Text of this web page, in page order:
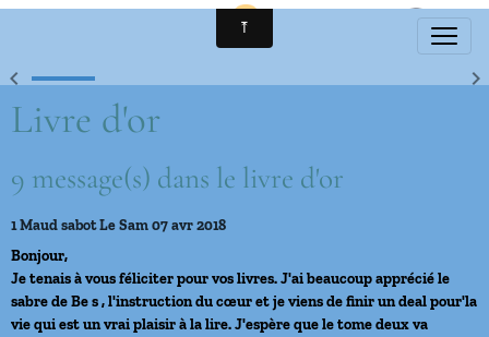
Livre d'or
9 message(s) dans le livre d'or
1Maud sabotLe Sam 07 avr 2018
Bonjour,
Je tenais à vous féliciter pour vos livres. J'ai beaucoup apprécié le
sabre de Be s , l'instruction du cœur et je viens de finir un deal pour'la
vie qui est un vrai plaisir à la lire. J'espère que le tome deux va